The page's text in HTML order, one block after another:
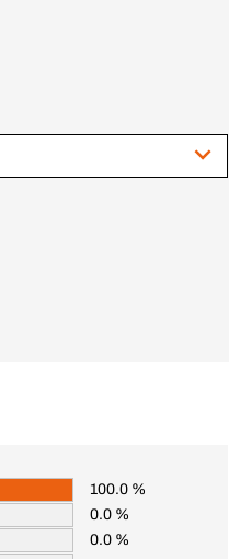
100.0 %
0.0 %
0.0 %